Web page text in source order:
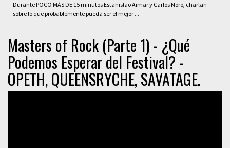
Durante POCO MÁS DE 15 minutos Estanislao Aimar y Carlos Noro, charlan
sobre lo que probablemente pueda ser el mejor ...
Masters of Rock (Parte 1) - ¿Qué
Podemos Esperar del Festival? -
OPETH, QUEENSRYCHE, SAVATAGE.